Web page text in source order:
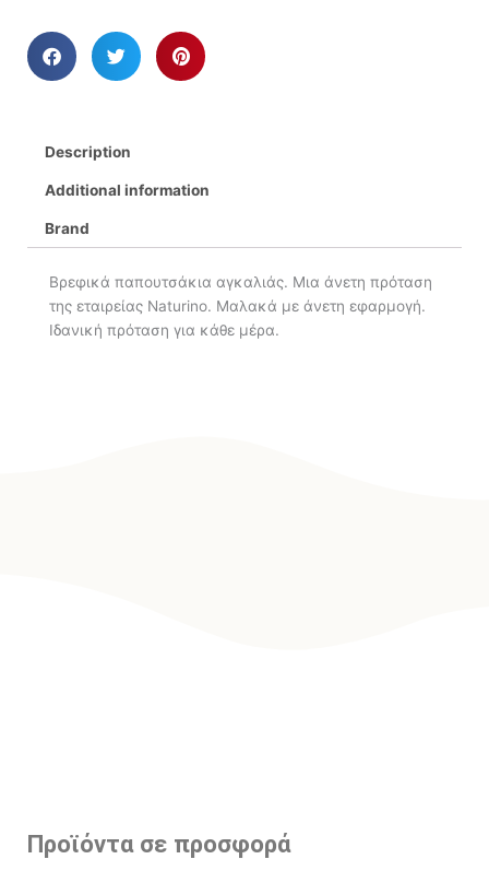
Description
Additional information
Brand
Βρεφικά παπουτσάκια αγκαλιάς. Μια άνετη πρόταση
της εταιρείας Naturino. Μαλακά με άνετη εφαρμογή.
Ιδανική πρόταση για κάθε μέρα.
Προϊόντα σε προσφορά